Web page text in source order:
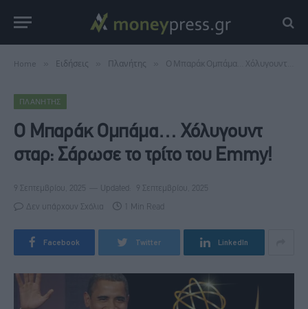
Home Ειδήσεις Πλανήτης Ο Μπαράκ Ομπάμα… Χόλυγουντ σταρ: Σάρωσε το τρίτο του Emmy!
ΠΛΑΝΉΤΗΣ
Ο Μπαράκ Ομπάμα… Χόλυγουντ
σταρ: Σάρωσε το τρίτο του Emmy!
9 Σεπτεμβρίου, 2025 Updated: 9 Σεπτεμβρίου, 2025
Δεν υπάρχουν Σχόλια 1 Min Read
Facebook Twitter LinkedIn